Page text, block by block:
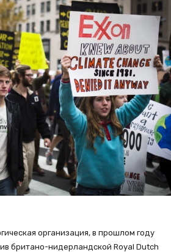
организация, в прошлом году
британо-нидерландской Royal Dutch